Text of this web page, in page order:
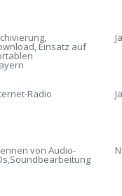
Einsatz auf
Ja
Radio Ja
von Audio-